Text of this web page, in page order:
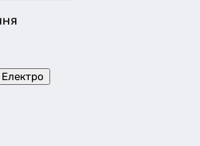
Електро